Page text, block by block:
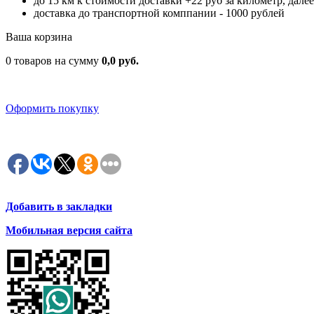
доставка до транспортной комппании - 1000 рублей
Ваша корзина
0 товаров на сумму 0,0 руб.
Оформить покупку
Добавить в закладки
Мобильная версия сайта